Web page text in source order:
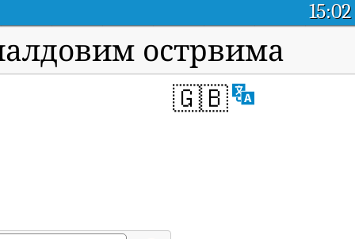
15:02
острвима
🇬🇧